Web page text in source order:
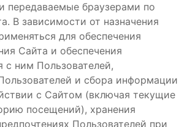
передаваемые браузерами по
В зависимости от назначения
для обеспечения
Сайта и обеспечения
с ним Пользователей,
и сбора информации
с Сайтом (включая текущие
посещений), хранения
Пользователей при